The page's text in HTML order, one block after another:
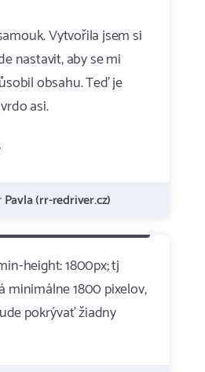
Vytvořila jsem si
nastavit, aby se mi
obsahu. Teď je
asi.
Pavla (rr-redriver.cz)
height: 1800px; tj
minimálne 1800 pixelov,
pokrývať žiadny